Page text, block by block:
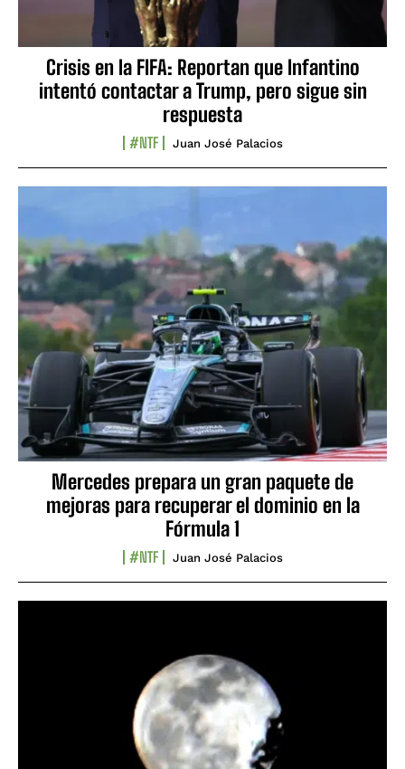
Crisis en la FIFA: Reportan que Infantino
intentó contactar a Trump, pero sigue sin
respuesta
#NTF Juan José Palacios
Mercedes prepara un gran paquete de
mejoras para recuperar el dominio en la
Fórmula 1
#NTF Juan José Palacios